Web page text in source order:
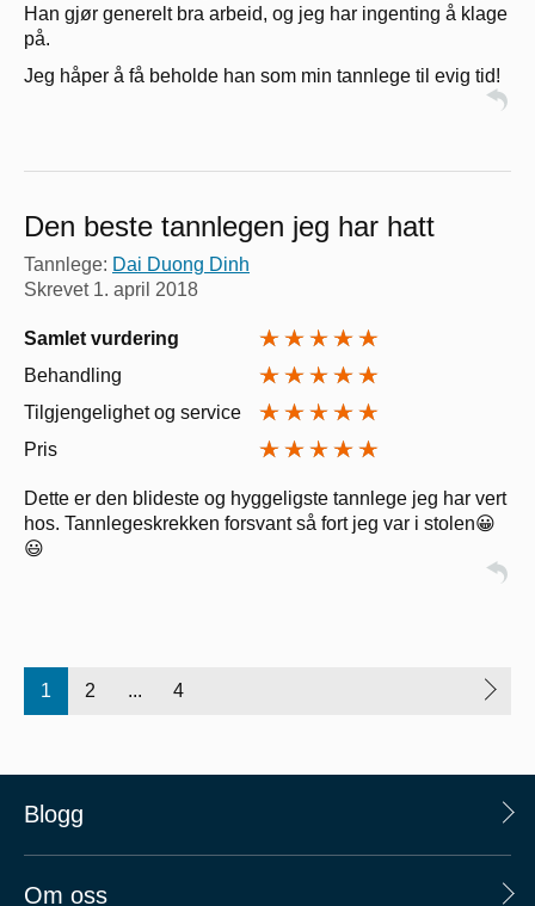
Han gjør generelt bra arbeid, og jeg har ingenting å klage
på.
Jeg håper å få beholde han som min tannlege til evig tid!
Den beste tannlegen jeg har hatt
Tannlege: Dai Duong Dinh
Skrevet 1. april 2018
Samlet vurdering
Behandling
Tilgjengelighet og service
Pris
Dette er den blideste og hyggeligste tannlege jeg har vert
hos. Tannlegeskrekken forsvant så fort jeg var i stolen😀
😃
1 2 ... 4
Blogg
Om oss